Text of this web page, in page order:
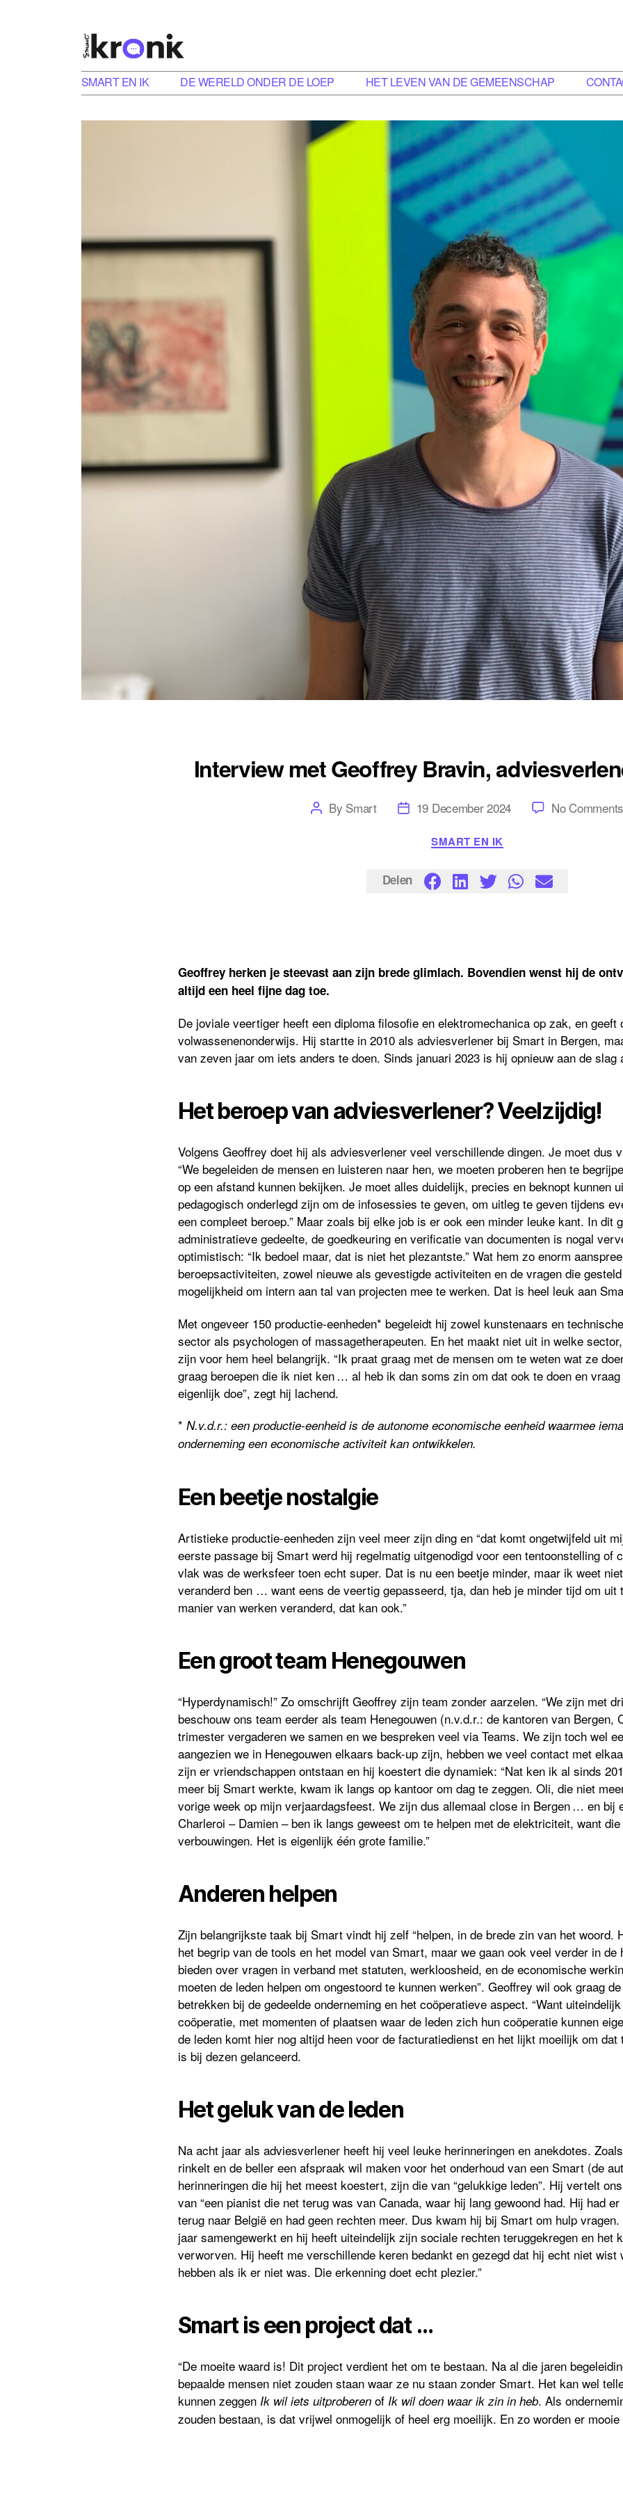
SMART EN IK DE WERELD ONDER DE LOEP HET LEVEN VAN DE GEMEENSCHAP
Interview met Geoffrey Bravin,
Post
author
By Smart Post
date
19 December 2024 No Comments
Categories
SMART EN IK
Delen
Geoffrey herken je steevast aan zijn brede glimlach. Bovendien wenst hij de
altijd een heel fijne dag toe.
De joviale veertiger heeft een diploma filosofie en elektromechanica op zak, en geeft
volwassenenonderwijs. Hij startte in 2010 als adviesverlener bij Smart in Bergen,
van zeven jaar om iets anders te doen. Sinds januari 2023 is hij opnieuw aan de slag
Het beroep van adviesverlener? Veelzijdig!
Volgens Geoffrey doet hij als adviesverlener veel verschillende dingen. Je moet dus
“We begeleiden de mensen en luisteren naar hen, we moeten proberen hen te
op een afstand kunnen bekijken. Je moet alles duidelijk, precies en beknopt kunnen
pedagogisch onderlegd zijn om de infosessies te geven, om uitleg te geven tijdens
een compleet beroep.” Maar zoals bij elke job is er ook een minder leuke kant. In dit
administratieve gedeelte, de goedkeuring en verificatie van documenten is nogal
optimistisch: “Ik bedoel maar, dat is niet het plezantste.” Wat hem zo enorm
beroepsactiviteiten, zowel nieuwe als gevestigde activiteiten en de vragen die
mogelijkheid om intern aan tal van projecten mee te werken. Dat is heel leuk aan
Met ongeveer 150 productie-eenheden* begeleidt hij zowel kunstenaars en
sector als psychologen of massagetherapeuten. En het maakt niet uit in welke
zijn voor hem heel belangrijk. “Ik praat graag met de mensen om te weten wat ze
graag beroepen die ik niet ken … al heb ik dan soms zin om dat ook te doen en
eigenlijk doe”, zegt hij lachend.
* N.v.d.r.: een productie-eenheid is de autonome economische eenheid waarmee
onderneming een economische activiteit kan ontwikkelen.
Een beetje nostalgie
Artistieke productie-eenheden zijn veel meer zijn ding en “dat komt ongetwijfeld uit
eerste passage bij Smart werd hij regelmatig uitgenodigd voor een tentoonstelling of
vlak was de werksfeer toen echt super. Dat is nu een beetje minder, maar ik weet
veranderd ben … want eens de veertig gepasseerd, tja, dan heb je minder tijd om uit
manier van werken veranderd, dat kan ook.”
Een groot team Henegouwen
“Hyperdynamisch!” Zo omschrijft Geoffrey zijn team zonder aarzelen. “We zijn met
beschouw ons team eerder als team Henegouwen (n.v.d.r.: de kantoren van Bergen,
trimester vergaderen we samen en we bespreken veel via Teams. We zijn toch wel
aangezien we in Henegouwen elkaars back-up zijn, hebben we veel contact met
zijn er vriendschappen ontstaan en hij koestert die dynamiek: “Nat ken ik al sinds
meer bij Smart werkte, kwam ik langs op kantoor om dag te zeggen. Oli, die niet
vorige week op mijn verjaardagsfeest. We zijn dus allemaal close in Bergen … en bij
Charleroi – Damien – ben ik langs geweest om te helpen met de elektriciteit, want
verbouwingen. Het is eigenlijk één grote familie.”
Anderen helpen
Zijn belangrijkste taak bij Smart vindt hij zelf “helpen, in de brede zin van het woord.
het begrip van de tools en het model van Smart, maar we gaan ook veel verder in de
bieden over vragen in verband met statuten, werkloosheid, en de economische
moeten de leden helpen om ongestoord te kunnen werken”. Geoffrey wil ook graag
betrekken bij de gedeelde onderneming en het coöperatieve aspect. “Want
coöperatie, met momenten of plaatsen waar de leden zich hun coöperatie kunnen
de leden komt hier nog altijd heen voor de facturatiedienst en het lijkt moeilijk om dat
is bij dezen gelanceerd.
Het geluk van de leden
Na acht jaar als adviesverlener heeft hij veel leuke herinneringen en anekdotes.
rinkelt en de beller een afspraak wil maken voor het onderhoud van een Smart (de
herinneringen die hij het meest koestert, zijn die van “gelukkige leden”. Hij vertelt
van “een pianist die net terug was van Canada, waar hij lang gewoond had. Hij had
terug naar België en had geen rechten meer. Dus kwam hij bij Smart om hulp
jaar samengewerkt en hij heeft uiteindelijk zijn sociale rechten teruggekregen en het
verworven. Hij heeft me verschillende keren bedankt en gezegd dat hij echt niet wist
hebben als ik er niet was. Die erkenning doet echt plezier.”
Smart is een project dat …
“De moeite waard is! Dit project verdient het om te bestaan. Na al die jaren
bepaalde mensen niet zouden staan waar ze nu staan zonder Smart. Het kan wel
kunnen zeggen Ik wil iets uitproberenof Ik wil doen waar ik zin in heb. Als
zouden bestaan, is dat vrijwel onmogelijk of heel erg moeilijk. En zo worden er mooie